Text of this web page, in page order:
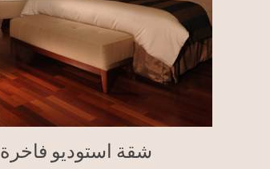
شقة استوديو فاخرة